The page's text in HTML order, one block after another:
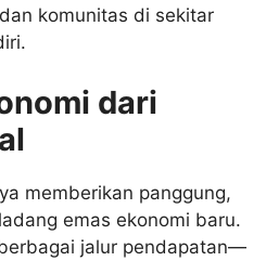
komunitas di sekitar
dari
memberikan panggung,
emas ekonomi baru.
jalur pendapatan—